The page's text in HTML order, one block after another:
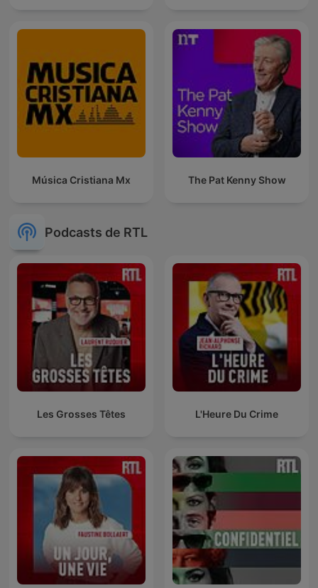
Música Cristiana Mx The Pat Kenny Show
Podcasts de RTL
Les Grosses Têtes L'Heure Du Crime